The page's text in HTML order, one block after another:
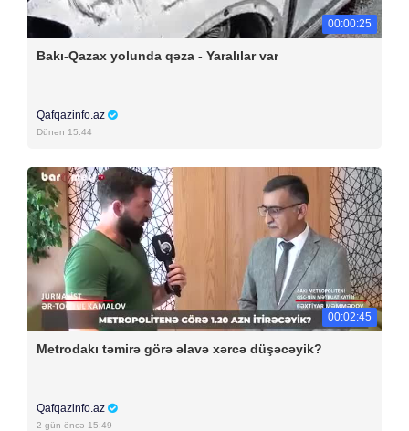
00:00:25
Bakı-Qazax yolunda qəza - Yaralılar var
Qafqazinfo.az
Dünən 15:44
00:02:45
Metrodakı təmirə görə əlavə xərcə düşəcəyik?
Qafqazinfo.az
2 gün öncə 15:49